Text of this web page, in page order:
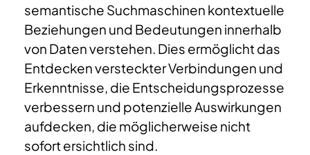
semantische Suchmaschinen kontextuelle
Beziehungen und Bedeutungen innerhalb
von Daten verstehen. Dies ermöglicht das
Entdecken versteckter Verbindungen und
Erkenntnisse, die Entscheidungsprozesse
verbessern und potenzielle Auswirkungen
aufdecken, die möglicherweise nicht
sofort ersichtlich sind.​